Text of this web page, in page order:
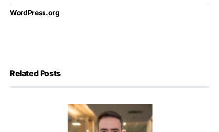
WordPress.org
Related Posts